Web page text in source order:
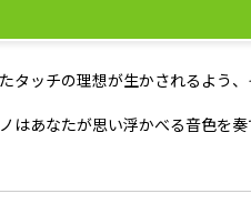
タッチの理想が生かされるよう
はあなたが思い浮かべる音色を奏